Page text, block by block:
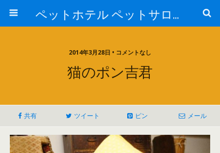
ペットホテル ペットサロン トリミングサロン 東京 ヌーノクラブのブログ
2014年3月28日 • コメントなし
猫のポン吉君
共有 ツイート ピン メール